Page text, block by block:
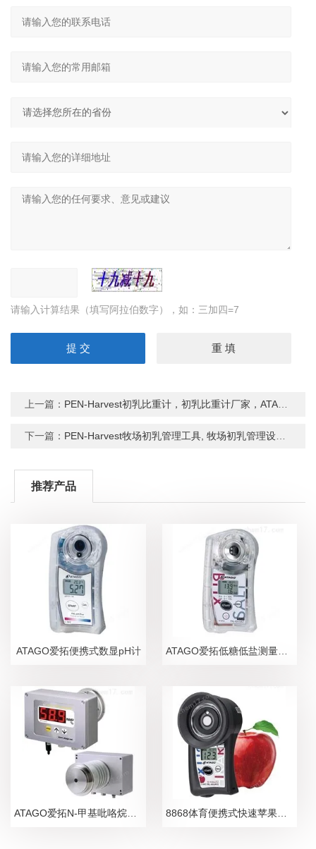
请输入计算结果（填写阿拉伯数字），如：三加四=7
上一篇： PEN-Harvest初乳比重计，初乳比重计厂家，ATAGO初乳比重计
下一篇： PEN-Harvest牧场初乳管理工具, 牧场初乳管理设备PEN-Harvest
推荐产品
ATAGO爱拓便携式数显pH计 ATAGO爱拓低糖低盐测量糖盐度计
8868体育便携式快速苹果无损糖度计